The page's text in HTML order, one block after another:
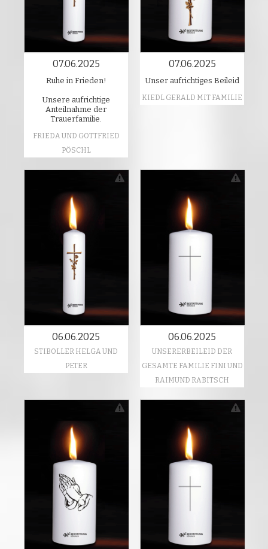
07.06.2025
Ruhe in Frieden!
Unsere aufrichtige
Anteilnahme der
Trauerfamilie.
FRIEDA UND GOTTFRIED
PÖSCHL
07.06.2025
Unser aufrichtiges Beileid
KIEDL GERALD MIT FAMILIE
06.06.2025
STIBOLLER HELGA UND
PETER
06.06.2025
UNSERERBEILEID DER
GESAMTE FAMILIE FINI UND
RAIMUND RABITSCH